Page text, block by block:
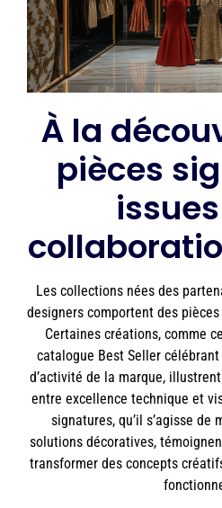
À la
pièces
Les collections nées des
designers comportent des
Certaines créations, comme
catalogue Best Seller
d’activité de la marque,
entre excellence technique et
signatures, qu’il s’agisse de
solutions décoratives,
transformer des concepts